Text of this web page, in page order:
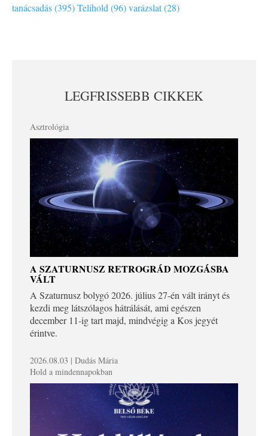
tanácsadás (395)Telihold (96)varázslat (28)
LEGFRISSEBB CIKKEK
Asztrológia
A SZATURNUSZ RETROGRÁD MOZGÁSBA
VÁLT
A Szaturnusz bolygó 2026. július 27-én vált irányt és
kezdi meg látszólagos hátrálását, ami egészen
december 11-ig tart majd, mindvégig a Kos jegyét
érintve.
2026.08.03 | Dudás Mária
Hold a mindennapokban